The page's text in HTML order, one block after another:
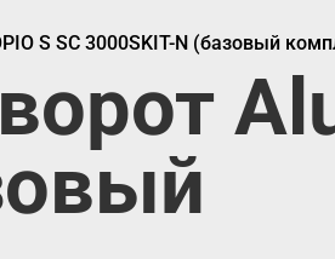
S SC 3000SKIT-N (базовый